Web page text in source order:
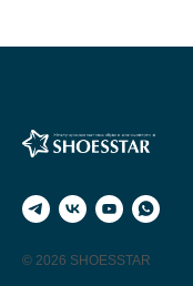
© 2026 SHOESSTAR